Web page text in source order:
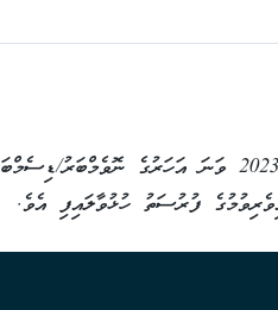
މަންދު ކޮލެޖްގެ 2023 ވަނަ އަހަރުގެ
ފުރުސަތު ހުޅުވާލައިފި އެވެ.